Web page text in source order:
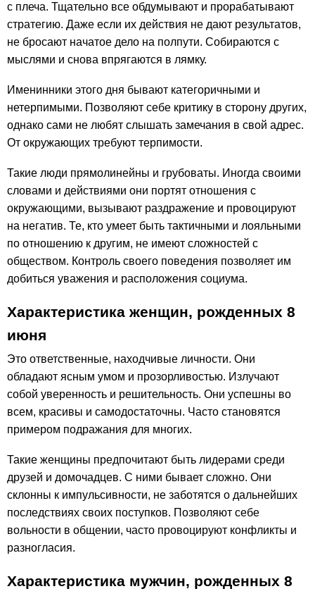
с плеча. Тщательно все обдумывают и прорабатывают
стратегию. Даже если их действия не дают результатов,
не бросают начатое дело на полпути. Собираются с
мыслями и снова впрягаются в лямку.
Именинники этого дня бывают категоричными и
нетерпимыми. Позволяют себе критику в сторону других,
однако сами не любят слышать замечания в свой адрес.
От окружающих требуют терпимости.
Такие люди прямолинейны и грубоваты. Иногда своими
словами и действиями они портят отношения с
окружающими, вызывают раздражение и провоцируют
на негатив. Те, кто умеет быть тактичными и лояльными
по отношению к другим, не имеют сложностей с
обществом. Контроль своего поведения позволяет им
добиться уважения и расположения социума.
Характеристика женщин, рожденных 8
июня
Это ответственные, находчивые личности. Они
обладают ясным умом и прозорливостью. Излучают
собой уверенность и решительность. Они успешны во
всем, красивы и самодостаточны. Часто становятся
примером подражания для многих.
Такие женщины предпочитают быть лидерами среди
друзей и домочадцев. С ними бывает сложно. Они
склонны к импульсивности, не заботятся о дальнейших
последствиях своих поступков. Позволяют себе
вольности в общении, часто провоцируют конфликты и
разногласия.
Характеристика мужчин, рожденных 8